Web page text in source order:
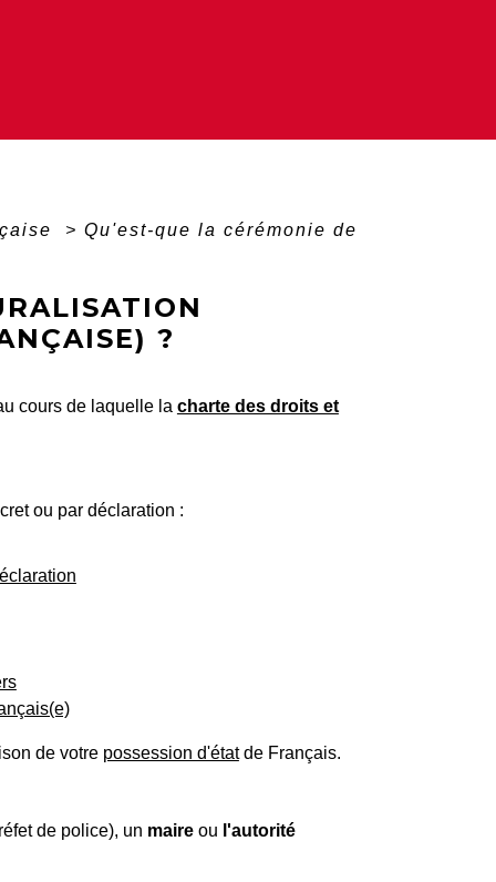
> Qu'est-que la cérémonie de
?
cours de laquelle la charte des droits et
ou par déclaration :
de votre possession d'étatde Français.
de police), un maireou l'autorité